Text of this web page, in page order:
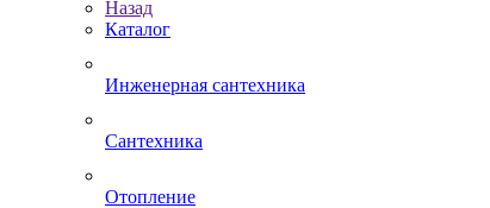
Назад
Каталог
Инженерная сантехника
Сантехника
Отопление